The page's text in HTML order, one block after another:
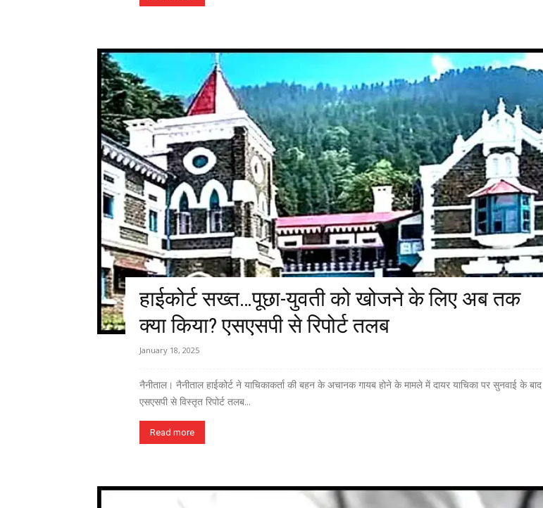
हाईकोर्ट सख्त…पूछा-युवती को खोजने के लिए अब तक
क्या किया? एसएसपी से रिपोर्ट तलब
January 18, 2025
नैनीताल। नैनीताल हाईकोर्ट ने याचिकाकर्ता की बहन के अचानक गायब होने के मामले में दायर याचिका पर सुनवाई के बाद
एसएसपी से विस्तृत रिपोर्ट तलब...
Read more